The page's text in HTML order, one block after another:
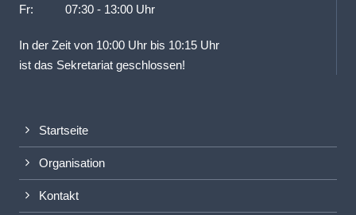
Fr: 07:30 - 13:00 Uhr
In der Zeit von 10:00 Uhr bis 10:15 Uhr
ist das Sekretariat geschlossen!
Startseite
Organisation
Kontakt